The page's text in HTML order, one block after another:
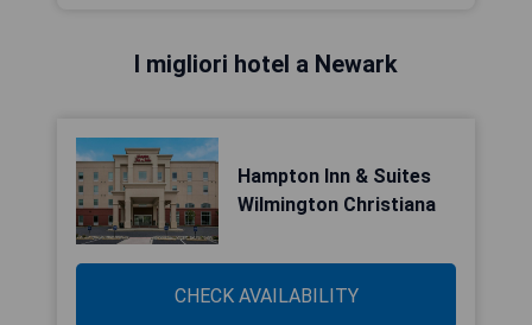
I migliori hotel a Newark
Hampton Inn & Suites
Wilmington Christiana
CHECK AVAILABILITY